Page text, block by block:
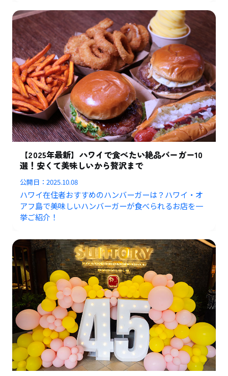
【2025年最新】ハワイで食べたい絶品バーガー10
選！安くて美味しいから贅沢まで
公開日：2025.10.08
ハワイ在住者おすすめのハンバーガーは？ハワイ・オ
アフ島で美味しいハンバーガーが食べられるお店を一
挙ご紹介！